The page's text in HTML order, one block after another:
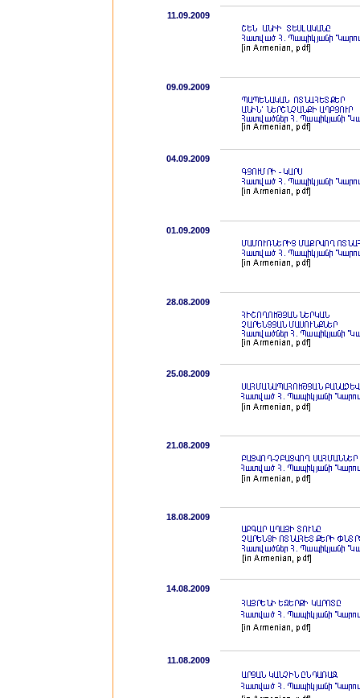
11.09.2009
09.09.2009
04.09.2009
01.09.2009
28.08.2009
25.08.2009
21.08.2009
18.08.2009
14.08.2009
11.08.2009